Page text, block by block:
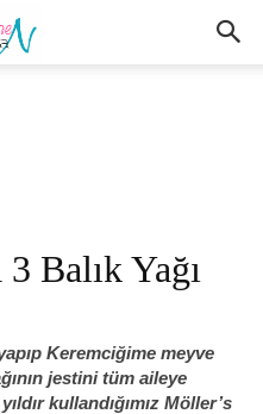
Balık Yağı
Keremciğime meyve
jestini tüm aileye
kullandığımız Möller’s